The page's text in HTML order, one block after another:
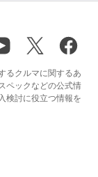
るクルマに関するあ
ペックなどの公式情
検討に役立つ情報を